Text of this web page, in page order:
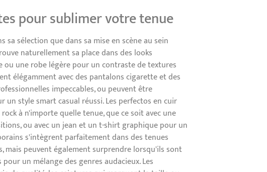
pour sublimer votre tenue
sélection que dans sa mise en scène au sein
naturellement sa place dans des looks
une robe légère pour un contraste de textures
élégamment avec des pantalons cigarette et des
impeccables, ou peuvent être
un style smart casual réussi. Les perfectos en cuir
à n'importe quelle tenue, que ce soit avec une
ou avec un jean et un t-shirt graphique pour un
s'intègrent parfaitement dans des tenues
mais peuvent également surprendre lorsqu'ils sont
un mélange des genres audacieux. Les